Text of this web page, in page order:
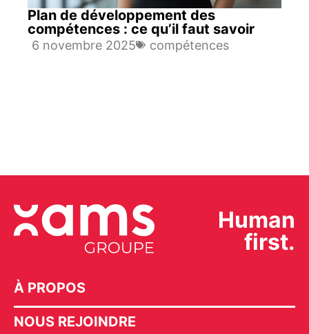
Plan de développement des
compétences : ce qu’il faut savoir
6 novembre 2025 compétences
Human
first.
À PROPOS
NOUS REJOINDRE